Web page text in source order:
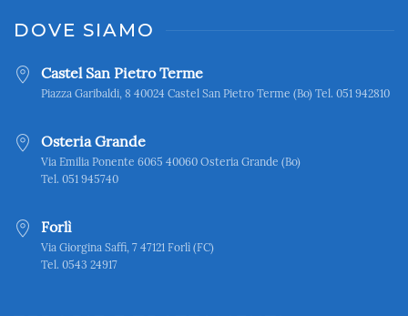
DOVE SIAMO
Castel San Pietro Terme
Piazza Garibaldi, 8 40024 Castel San Pietro Terme (Bo) Tel. 051 942810
Osteria Grande
Via Emilia Ponente 6065 40060 Osteria Grande (Bo)
Tel. 051 945740
Forlì
Via Giorgina Saffi, 7 47121 Forlì (FC)
Tel. 0543 24917